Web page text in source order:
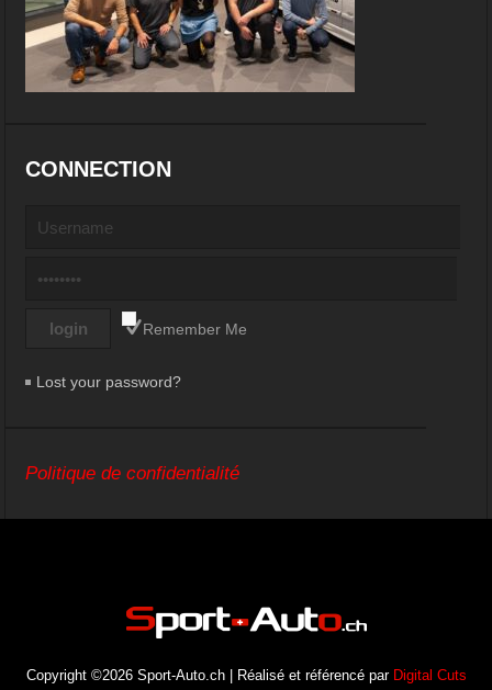
CONNECTION
Remember Me
Lost your password?
Politique de confidentialité
Copyright ©2026 Sport-Auto.ch | Réalisé et référencé par Digital Cuts